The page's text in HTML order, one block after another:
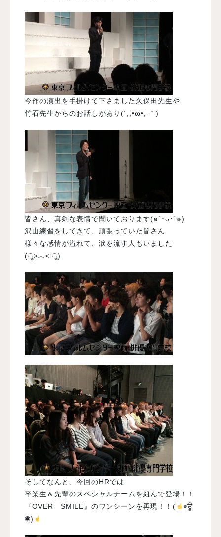
オープンキャンパス
今作の演出を手掛けて下さました久保田先生や
竹石先生からのお話しがあり(´,,•ω•,,｀)
皆さん、真剣な表情で聞いております(๑`･ᴗ･´๑)
沢山練習をしてきて、頑張っていた皆さん
様々な感情が溢れて、涙を流す人もいました
(ू˃̣̣̣̣̣̣︿˂̣̣̣̣̣̣ ू)
そしてなんと、今回のHRでは
卒業生＆先輩のスペシャルチームを組んで登場！！
『OVER SMILE』のワンシーンを再現！！(
◉ਊ
◉)